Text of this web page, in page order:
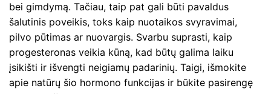
bei gimdymą. Tačiau, taip pat gali būti pavaldus
šalutinis poveikis, toks kaip nuotaikos svyravimai,
pilvo pūtimas ar nuovargis. Svarbu suprasti, kaip
progesteronas veikia kūną, kad būtų galima laiku
įsikišti ir išvengti neigiamų padarinių. Taigi, išmokite
apie natūrų šio hormono funkcijas ir būkite pasirengę